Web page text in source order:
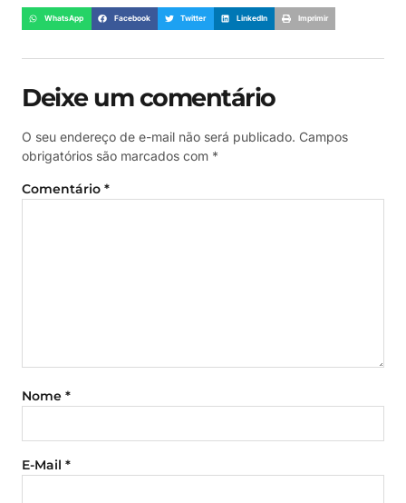
WhatsApp Facebook Twitter LinkedIn Imprimir
Deixe um comentário
O seu endereço de e-mail não será publicado. Campos
obrigatórios são marcados com *
Comentário *
Nome *
E-Mail *